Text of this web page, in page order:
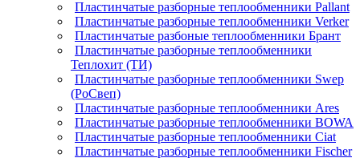
Пластинчатые разборные теплообменники Pallant
Пластинчатые разборные теплообменники Verker
Пластинчатые разбоные теплообменники Брант
Пластинчатые разборные теплообменники
Теплохит (ТИ)
Пластинчатые разборные теплообменники Swep
(РоСвеп)
Пластинчатые разборные теплообменники Ares
Пластинчатые разборные теплообменники BOWA
Пластинчатые разборные теплообменники Ciat
Пластинчатые разборные теплообменники Fischer